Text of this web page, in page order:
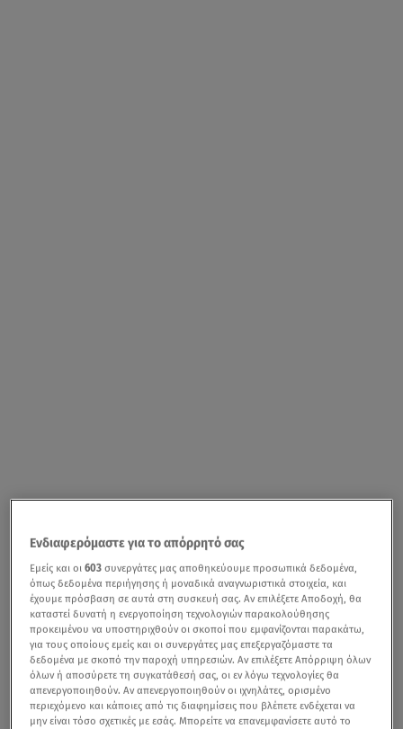
Ενδιαφερόμαστε για το απόρρητό σας
Εμείς και οι603 συνεργάτες μας αποθηκεύουμε προσωπικά δεδομένα,
όπως δεδομένα περιήγησης ή μοναδικά αναγνωριστικά στοιχεία, και
έχουμε πρόσβαση σε αυτά στη συσκευή σας. Αν επιλέξετε Αποδοχή, θα
καταστεί δυνατή η ενεργοποίηση τεχνολογιών παρακολούθησης
προκειμένου να υποστηριχθούν οι σκοποί που εμφανίζονται παρακάτω,
για τους οποίους εμείς και οι συνεργάτες μας επεξεργαζόμαστε τα
δεδομένα με σκοπό την παροχή υπηρεσιών. Αν επιλέξετε Απόρριψη όλων
όλων ή αποσύρετε τη συγκατάθεσή σας, οι εν λόγω τεχνολογίες θα
απενεργοποιηθούν. Αν απενεργοποιηθούν οι ιχνηλάτες, ορισμένο
περιεχόμενο και κάποιες από τις διαφημίσεις που βλέπετε ενδέχεται να
μην είναι τόσο σχετικές με εσάς. Μπορείτε να επανεμφανίσετε αυτό το